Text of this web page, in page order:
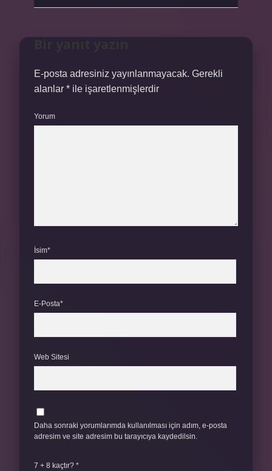
E-posta adresiniz yayınlanmayacak. Gerekli
alanlar * ile işaretlenmişlerdir
Yorum
İsim*
E-Posta*
Web Sitesi
Daha sonraki yorumlarımda kullanılması için adım, e-posta
adresim ve site adresim bu tarayıcıya kaydedilsin.
7 + 8 kaçtır? *